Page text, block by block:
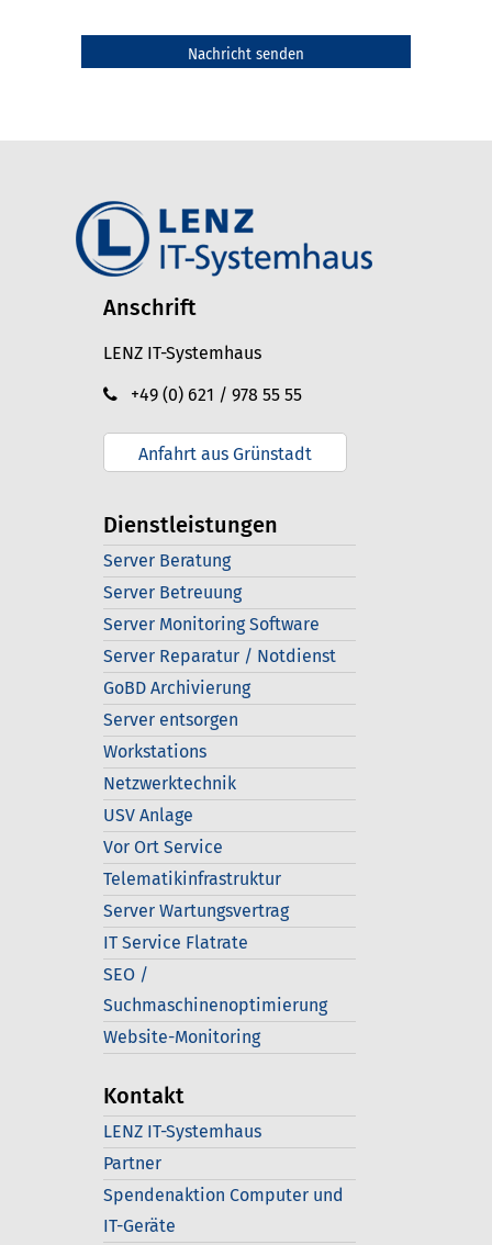
Anschrift
LENZ IT-Systemhaus
+49 (0) 621 / 978 55 55
Anfahrt aus Grünstadt
Dienstleistungen
Server Beratung
Server Betreuung
Server Monitoring Software
Server Reparatur / Notdienst
GoBD Archivierung
Server entsorgen
Workstations
Netzwerktechnik
USV Anlage
Vor Ort Service
Telematikinfrastruktur
Server Wartungsvertrag
IT Service Flatrate
SEO /
Suchmaschinenoptimierung
Website-Monitoring
Kontakt
LENZ IT-Systemhaus
Partner
Spendenaktion Computer und
IT-Geräte